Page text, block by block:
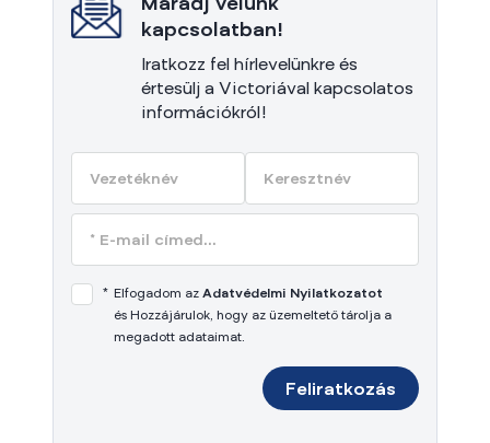
Maradj velünk
kapcsolatban!
Iratkozz fel hírlevelünkre és
értesülj a Victoriával kapcsolatos
információkról!
* Elfogadom az Adatvédelmi Nyilatkozatot
és Hozzájárulok, hogy az üzemeltető tárolja a
megadott adataimat.
Feliratkozás